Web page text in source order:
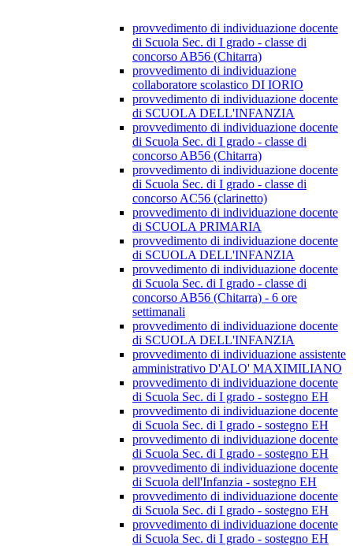
provvedimento di individuazione docente
di Scuola Sec. di I grado - classe di
concorso AB56 (Chitarra)
provvedimento di individuazione
collaboratore scolastico DI IORIO
provvedimento di individuazione docente
di SCUOLA DELL'INFANZIA
provvedimento di individuazione docente
di Scuola Sec. di I grado - classe di
concorso AB56 (Chitarra)
provvedimento di individuazione docente
di Scuola Sec. di I grado - classe di
concorso AC56 (clarinetto)
provvedimento di individuazione docente
di SCUOLA PRIMARIA
provvedimento di individuazione docente
di SCUOLA DELL'INFANZIA
provvedimento di individuazione docente
di Scuola Sec. di I grado - classe di
concorso AB56 (Chitarra) - 6 ore
settimanali
provvedimento di individuazione docente
di SCUOLA DELL'INFANZIA
provvedimento di individuazione assistente
amministrativo D'ALO' MAXIMILIANO
provvedimento di individuazione docente
di Scuola Sec. di I grado - sostegno EH
provvedimento di individuazione docente
di Scuola Sec. di I grado - sostegno EH
provvedimento di individuazione docente
di Scuola Sec. di I grado - sostegno EH
provvedimento di individuazione docente
di Scuola dell'Infanzia - sostegno EH
provvedimento di individuazione docente
di Scuola Sec. di I grado - sostegno EH
provvedimento di individuazione docente
di Scuola Sec. di I grado - sostegno EH